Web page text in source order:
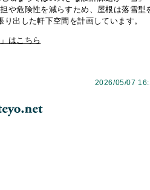
や危険性を減らすため、屋根は落雪
り出した軒下空間を計画しています。
はこちら
2026/05/07